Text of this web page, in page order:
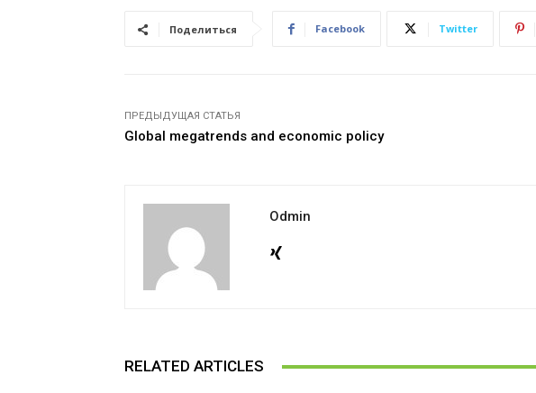
Поделиться Facebook Twitter
ПРЕДЫДУЩАЯ СТАТЬЯ
Global megatrends and economic policy
Odmin
RELATED ARTICLES